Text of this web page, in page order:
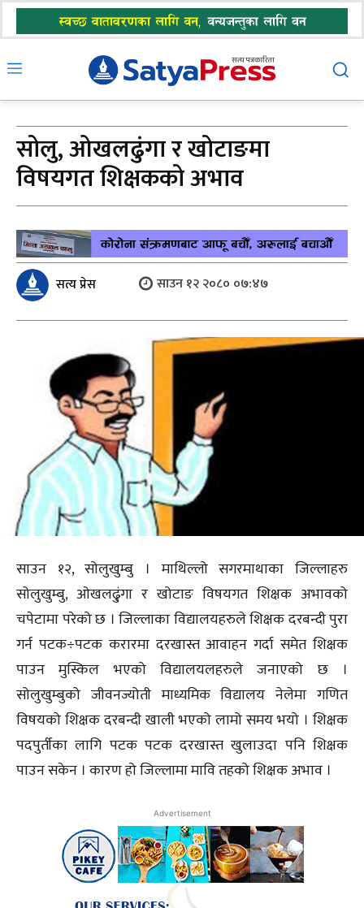
सोलु, ओखलढुंगा र खोटाङमा
विषयगत शिक्षकको अभाव
सत्य प्रेस साउन १२ २०८० ०७:४७
साउन १२, सोलुखुम्बु । माथिल्लो सगरमाथाका जिल्लाहरु
सोलुखुम्बु, ओखलढु्ंगा र खोटाङ विषयगत शिक्षक अभावको
चपेटामा परेको छ । जिल्लाका विद्यालयहरुले शिक्षक दरबन्दी पुरा
गर्न पटक÷पटक करारमा दरखास्त आवाहन गर्दा समेत शिक्षक
पाउन मुस्किल भएको विद्यालयलहरुले जनाएको छ ।
सोलुखुम्बुको जीवनज्योती माध्यमिक विद्यालय नेलेमा गणित
विषयको शिक्षक दरबन्दी खाली भएको लामो समय भयो । शिक्षक
पदपुर्तीका लागि पटक पटक दरखास्त खुलाउदा पनि शिक्षक
पाउन सकेन । कारण हो जिल्लामा मावि तहको शिक्षक अभाव ।
Advertisement